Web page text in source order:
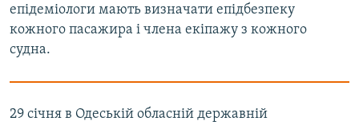
епідеміологи мають визначати епідбезпеку
кожного пасажира і члена екіпажу з кожного
судна.
29 січня в Одеській обласній державній